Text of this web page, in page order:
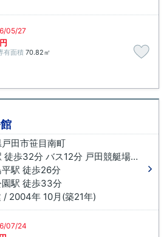
05/27
有面積 70.82㎡
田市笹目南町
戸田駅 徒歩32分 バス12分 戸田競艇場入口下車 徒歩1分
駅 徒歩26分
園駅 徒歩33分
/ 2004年 10月(築21年)
07/24